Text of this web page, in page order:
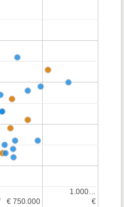
€ 750.000
€ 750.000 €
€
1.000…
1.000…